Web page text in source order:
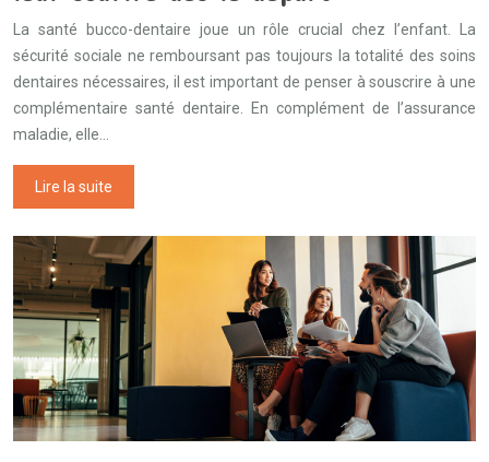
La santé bucco-dentaire joue un rôle crucial chez l’enfant. La
sécurité sociale ne remboursant pas toujours la totalité des soins
dentaires nécessaires, il est important de penser à souscrire à une
complémentaire santé dentaire. En complément de l’assurance
maladie, elle…
Lire la suite